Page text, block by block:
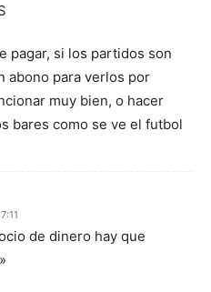
pagar, si los partidos son
abono para verlos por
muy bien, o hacer
bares como se ve el futbol
de dinero hay que